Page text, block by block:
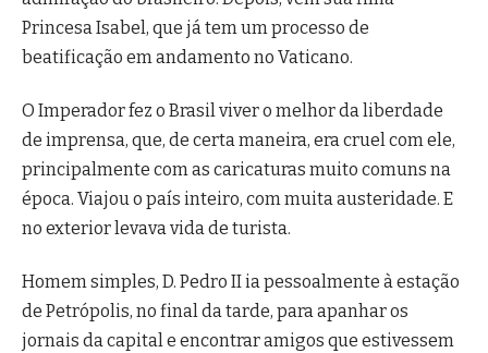
Princesa Isabel, que já tem um processo de
beatificação em andamento no Vaticano.
O Imperador fez o Brasil viver o melhor da liberdade
de imprensa, que, de certa maneira, era cruel com ele,
principalmente com as caricaturas muito comuns na
época. Viajou o país inteiro, com muita austeridade. E
no exterior levava vida de turista.
Homem simples, D. Pedro II ia pessoalmente à estação
de Petrópolis, no final da tarde, para apanhar os
jornais da capital e encontrar amigos que estivessem